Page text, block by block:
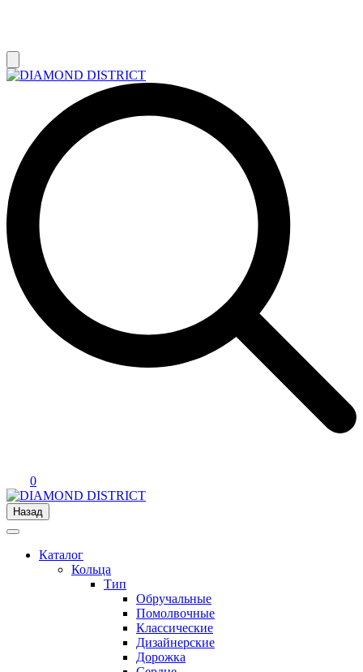
0
Назад
Каталог
Кольца
Тип
Обручальные
Помолвочные
Классические
Дизайнерские
Дорожка